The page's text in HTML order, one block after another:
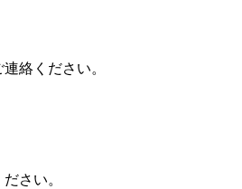
絡ください。
さい。